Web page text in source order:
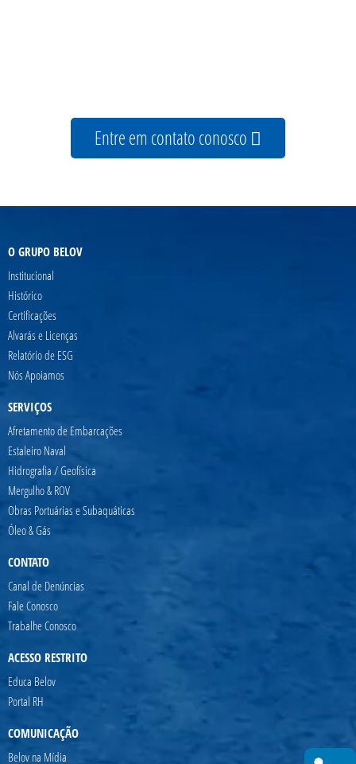
Entre em contato conosco
O GRUPO BELOV
Institucional
Histórico
Certificações
Alvarás e Licenças
Relatório de ESG
Nós Apoiamos
SERVIÇOS
Afretamento de Embarcações
Estaleiro Naval
Hidrografia / Geofísica
Mergulho & ROV
Obras Portuárias e Subaquáticas
Óleo & Gás
CONTATO
Canal de Denúncias
Fale Conosco
Trabalhe Conosco
ACESSO RESTRITO
Educa Belov
Portal RH
COMUNICAÇÃO
Belov na Mídia